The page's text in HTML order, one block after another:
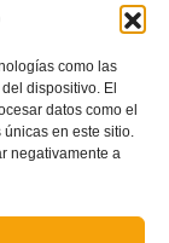
como las
dispositivo. El
datos como el
en este sitio.
negativamente a